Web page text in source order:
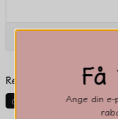
Ställ en
Fråga oss något
Relaterade kategorier
Garn Mohair
Få
Ange din